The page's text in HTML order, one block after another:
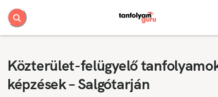
Közterület-felügyelő
képzések – Salgótarján